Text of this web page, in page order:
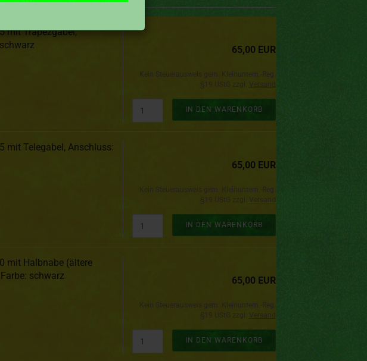
mit Trapezgabel,
65,00 EUR
IN DEN WARENKORB
mit Telegabel, Anschluss:
65,00 EUR
IN DEN WARENKORB
mit Halbnabe (ältere
schwarz
65,00 EUR
IN DEN WARENKORB